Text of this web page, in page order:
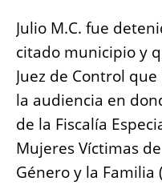
Julio M.C. fue
citado municipio y
Juez de Control
la audiencia en
de la Fiscalía
Mujeres Víctimas
Género y la Familia